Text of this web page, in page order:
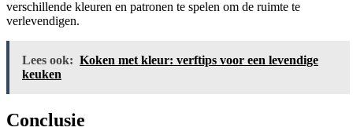
verschillende kleuren en patronen te spelen om de ruimte te
verlevendigen.
Lees ook: Koken met kleur: verftips voor een levendige
keuken
Conclusie